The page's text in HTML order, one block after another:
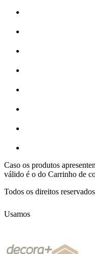
Caso os produtos
válido é o do Carrinho de
Todos os direitos
Usamos